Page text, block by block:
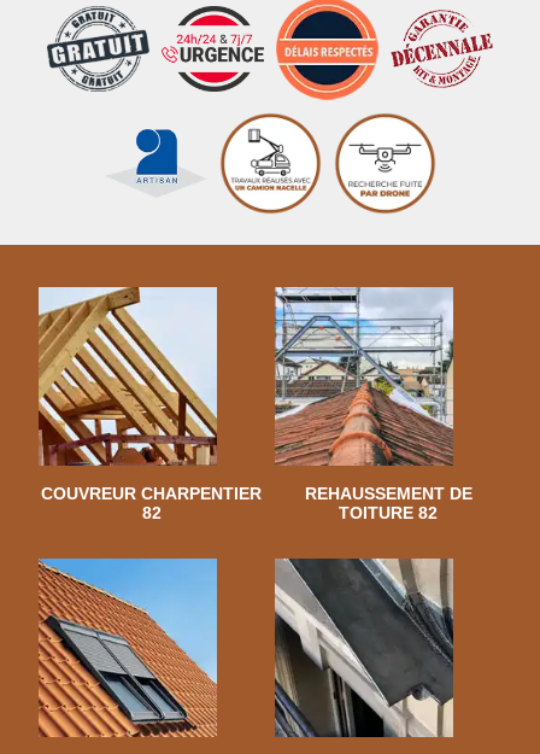
COUVREUR CHARPENTIER
82
REHAUSSEMENT DE
TOITURE 82